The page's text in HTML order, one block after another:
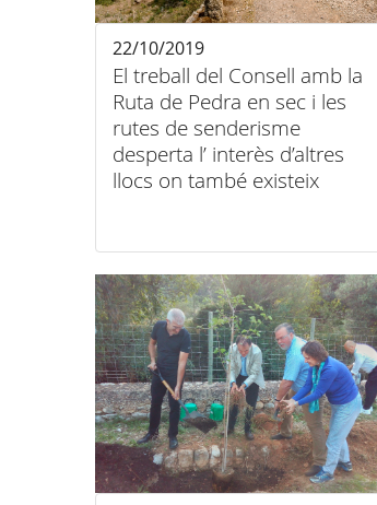
El treball del Consell amb la
Ruta de Pedra en sec i les
rutes de senderisme
desperta l’ interès d’altres
llocs on també existeix
22/10/2019